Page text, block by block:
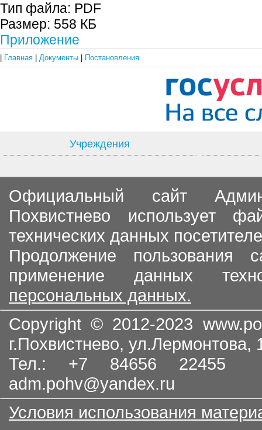
Тип файла: PDF
Размер: 558 КБ
Приложение
Главная Документы Постановления
Учреждения
Официальный сайт
Похвистнево использует
технических данных
Продолжение пользования
применение данных
персональных данных.
Copyright © 2012-2023
г.Похвистнево, ул.Лермонтова,
Тел.: +7 84656
adm.pohv@yandex.ru
Условия использования